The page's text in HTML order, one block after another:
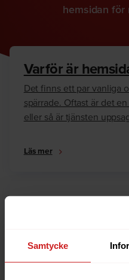
Samtycke
hemsidan för
Varför är
Det finns ett par vanliga
spärrade. Oftast är det
eller så är tjänsten
Läs mer
Är du ägare till
anledningarna till varför